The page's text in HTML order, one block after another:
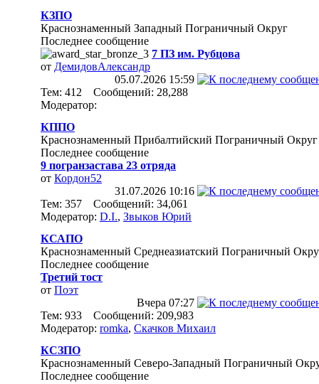
КЗПО
Краснознаменный Западный Пограничный Округ
Последнее сообщение
7 ПЗ им. Рубцова
от ДемидовАлександр
05.07.2026 15:59
Тем: 412 Сообщений: 28,288
Модератор:
КППО
Краснознаменный Прибалтийский Пограничный Округ
Последнее сообщение
9 погранзастава 23 отряда
от Кордон52
31.07.2026 10:16
Тем: 357 Сообщений: 34,061
Модератор: D.I., Звыков Юрий
КСАПО
Краснознаменный Среднеазиатский Пограничный
Последнее сообщение
Третий тост
от Поэт
Вчера 07:27
Тем: 933 Сообщений: 209,983
Модератор: romka, Скачков Михаил
КСЗПО
Краснознаменный Северо-Западный Пограничный
Последнее сообщение